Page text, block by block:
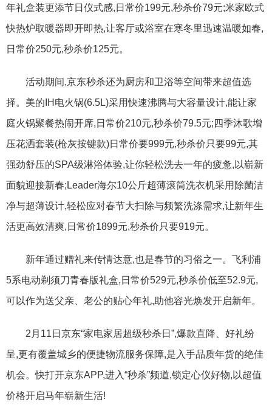
年礼盒装更添节日仪式感,日常价199元,秒杀价79元;米家欧式
快热炉取暖器即开即热,让客厅或浴室在寒冬里迅速温暖如春,
日常价250元,秒杀价125元。
活动期间,京东秒杀还为厨房和卫浴等空间带来超值选
择。美的IH电火锅(6.5L)采用快速沸腾与大容量设计,能让家
庭火锅聚餐热闹开席,日常价210元,秒杀价79.5元;四季沐歌增
压花洒套装(枪灰按键款)日常价要999元,秒杀价只要99元,其
强劲舒压的SPA级淋浴体验,让你轻松洗去一年的疲惫,以崭新
面貌迎接新春;Leader海尔10公斤超薄滚筒洗衣机采用除菌洁
净与超薄设计,轻松应对春节大扫除与频繁洗涤需求,让新年生
活更高效清爽,日常价1899元,秒杀价只要919元。
新年通过赠礼来传情达意,也是春节的习俗之一。飞利浦
5系电动剃须刀青春版礼盒,日常价529元,秒杀价低至52.9元,
可以作为送父亲、老公的贴心年礼,助他容光焕发开启新年。
2月11日京东“家电家居超级秒杀日”,爆款直降、好礼纷
呈,更有覆盖城乡的便捷物流服务保障,是入手品质年货的绝佳
机会。快打开京东APP,进入“秒杀”频道,锁定心仪好物,以超值
价格开启马年崭新生活!